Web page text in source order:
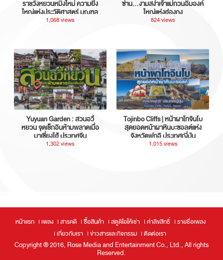
ราชวังหยวนหมิงใหม่ ความยิ่ง
ใหญ่แห่งประวัติศาสตร์ มณฑล
กวางตุ้ง ประเทศจีน
1,068 views
ซ่าน…งามสง่าเจ้าแม่กวนอิมองค์
ใหญ่แห่งฮ่องกง
824 views
Yuyuan Garden : สวนอวี้
หยวน จุดเช็กอินห้ามพลาดเมื่อ
มาเซี่ยงไฮ้ ประเทศจีน
1,302 views
Tojinbo Cliffs | หน้าผาโทจินโบ
สุดยอดหน้าผาหินบะซอลต์แห่ง
จังหวัดฟุกุอิ ประเทศญี่ปุ่น
1,015 views
หน้าแรก เพลง สารคดี ซื้อสินค้า สตูดิโอให้เช่า ค่าลิขสิทธิ์
รายชื่อเพลง
เกี่ยวกับเรา
ข่าวสารและกิจกรรม ติดต่อเรา
Copyright ® 2016, Rose Media and Entertainment Co., Ltd., All rights
Reserved.